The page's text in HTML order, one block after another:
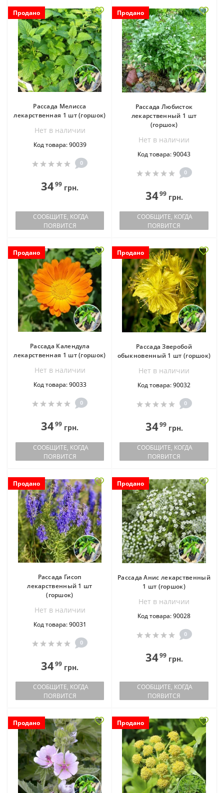
Продано
Рассада Мелисса
лекарственная 1 шт (горшок)
Нет в наличии
Код товара: 90039
0
3499 грн.
СООБЩИТЕ, КОГДА
ПОЯВИТСЯ
Продано
Рассада Любисток
лекарственный 1 шт
(горшок)
Нет в наличии
Код товара: 90043
0
3499грн.
СООБЩИТЕ, КОГДА
ПОЯВИТСЯ
Продано
Рассада Календула
лекарственная 1 шт (горшок)
Нет в наличии
Код товара: 90033
0
3499 грн.
СООБЩИТЕ, КОГДА
ПОЯВИТСЯ
Продано
Рассада Зверобой
обыкновенный 1 шт (горшок)
Нет в наличии
Код товара: 90032
0
3499грн.
СООБЩИТЕ, КОГДА
ПОЯВИТСЯ
Продано
Рассада Гисоп
лекарственный 1 шт
(горшок)
Нет в наличии
Код товара: 90031
0
3499 грн.
СООБЩИТЕ, КОГДА
ПОЯВИТСЯ
Продано
Рассада Анис лекарственный
1 шт (горшок)
Нет в наличии
Код товара: 90028
0
3499грн.
СООБЩИТЕ, КОГДА
ПОЯВИТСЯ
Продано Продано